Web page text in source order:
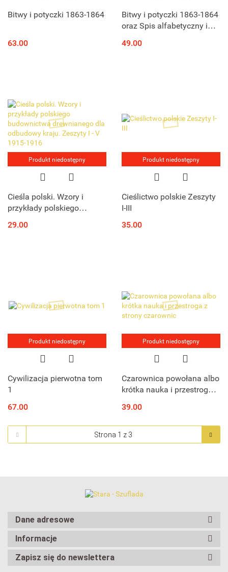
Bitwy i potyczki 1863-1864
63.00
Bitwy i potyczki 1863-1864
oraz Spis alfabetyczny i
potyczek 1863-1864
49.00
Produkt niedostępny
Cieśla polski. Wzory i
przykłady polskiego
dla odbudowy kraju.
29.00
Produkt niedostępny
Cieślictwo polskie Zeszyty
I-III
35.00
Produkt niedostępny
Cywilizacja pierwotna tom
1
67.00
Produkt niedostępny
Czarownica powołana albo
krótka nauka i przestroga z
39.00
Dane adresowe
Informacje
Zapisz się do newslettera